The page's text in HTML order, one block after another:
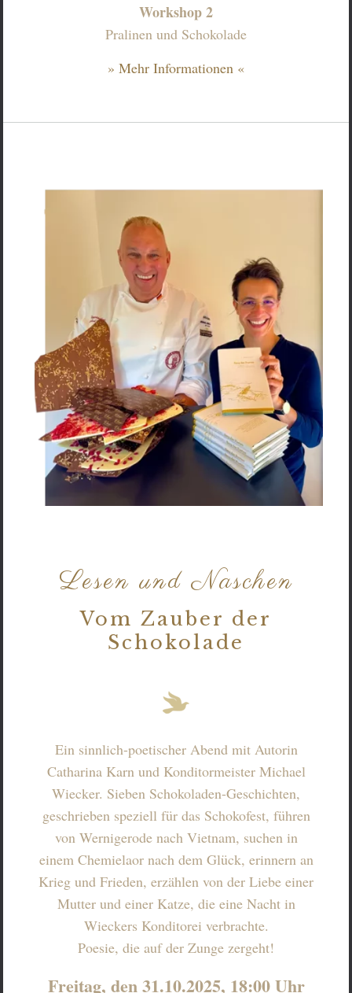
Workshop 2
Pralinen und Schokolade
» Mehr Informationen «
Lesen und Naschen
Vom Zauber der
Schokolade
Ein sinnlich-poetischer Abend mit Autorin
Catharina Karn und Konditormeister Michael
Wiecker. Sieben Schokoladen-Geschichten,
geschrieben speziell für das Schokofest, führen
von Wernigerode nach Vietnam, suchen in
einem Chemielaor nach dem Glück, erinnern an
Krieg und Frieden, erzählen von der Liebe einer
Mutter und einer Katze, die eine Nacht in
Wieckers Konditorei verbrachte.
Poesie, die auf der Zunge zergeht!
Freitag, den 31.10.2025, 18:00 Uhr